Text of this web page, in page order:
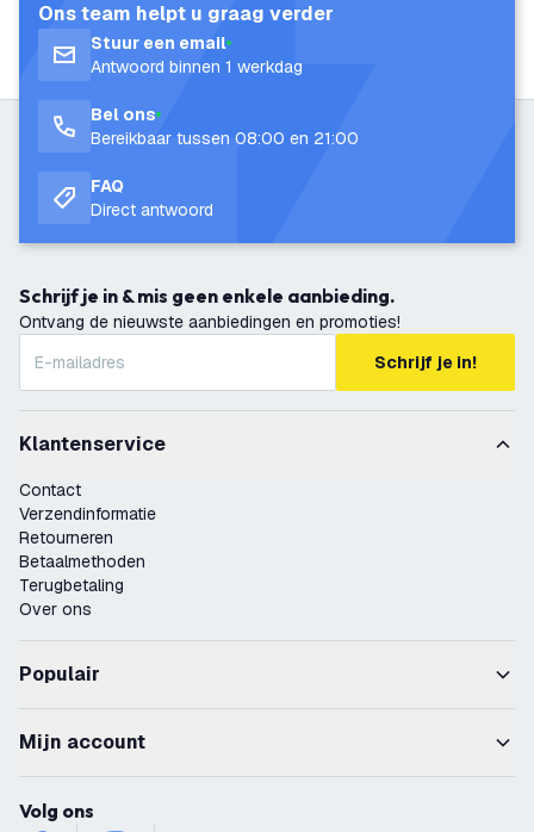
Ons team helpt u graag verder
Stuur een email
Antwoord binnen 1 werkdag
Bel ons
Bereikbaar tussen 08:00 en 21:00
FAQ
Direct antwoord
Schrijf je in & mis geen enkele aanbieding.
Ontvang de nieuwste aanbiedingen en promoties!
Schrijf je in!
Klantenservice
Contact
Verzendinformatie
Retourneren
Betaalmethoden
Terugbetaling
Over ons
Populair
Mijn account
Volg ons